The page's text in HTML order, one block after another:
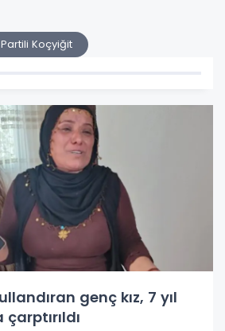
Koçyiğit
genç kız, 7 yıl